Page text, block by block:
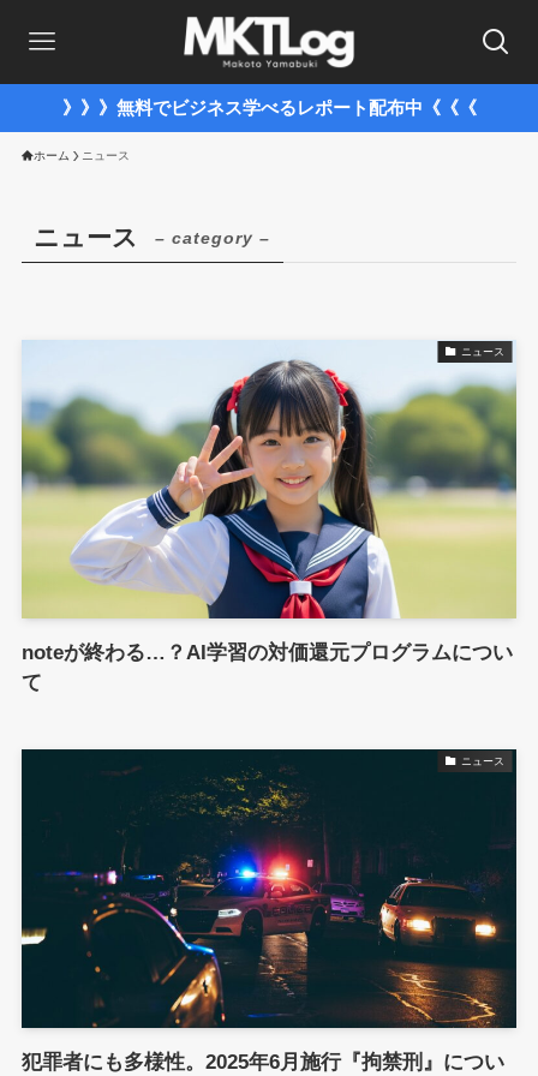
》》》無料でビジネス学べるレポート配布中《《《
ホーム ニュース
ニュース – category –
ニュース
noteが終わる…？AI学習の対価還元プログラムについ
て
ニュース
犯罪者にも多様性。2025年6月施行『拘禁刑』につい